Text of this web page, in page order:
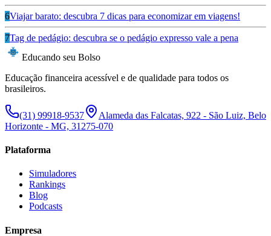
6Viajar barato: descubra 7 dicas para economizar em viagens!
7Tag de pedágio: descubra se o pedágio expresso vale a pena
Educando seu Bolso
Educação financeira acessível e de qualidade para todos os
brasileiros.
(31) 99918-9537
Alameda das Falcatas, 922 - São Luiz, Belo
Horizonte - MG, 31275-070
Plataforma
Simuladores
Rankings
Blog
Podcasts
Empresa